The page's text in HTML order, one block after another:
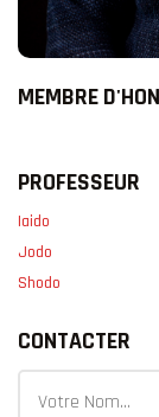
MEMBRE
PROFESSEUR
Iaido
Jodo
Shodo
CONTACTER